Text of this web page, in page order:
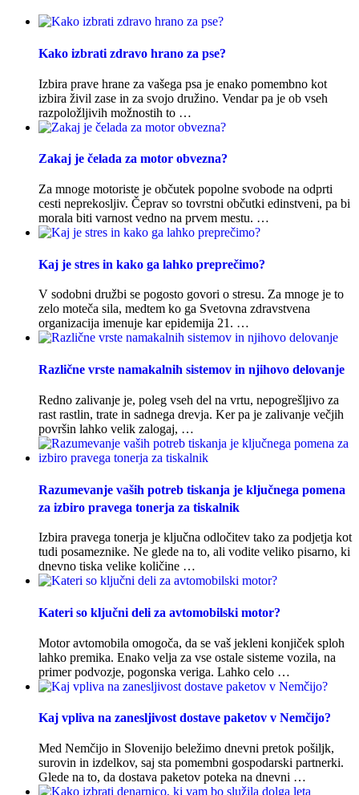
Kako izbrati zdravo hrano za pse?
Izbira prave hrane za vašega psa je enako pomembno kot
izbira živil zase in za svojo družino. Vendar pa je ob vseh
razpoložljivih možnostih to …
Zakaj je čelada za motor obvezna?
Za mnoge motoriste je občutek popolne svobode na odprti
cesti neprekosljiv. Čeprav so tovrstni občutki edinstveni, pa bi
morala biti varnost vedno na prvem mestu. …
Kaj je stres in kako ga lahko preprečimo?
V sodobni družbi se pogosto govori o stresu. Za mnoge je to
zelo moteča sila, medtem ko ga Svetovna zdravstvena
organizacija imenuje kar epidemija 21. …
Različne vrste namakalnih sistemov in njihovo delovanje
Redno zalivanje je, poleg vseh del na vrtu, nepogrešljivo za
rast rastlin, trate in sadnega drevja. Ker pa je zalivanje večjih
površin lahko velik zalogaj, …
Razumevanje vaših potreb tiskanja je ključnega pomena
za izbiro pravega tonerja za tiskalnik
Izbira pravega tonerja je ključna odločitev tako za podjetja kot
tudi posameznike. Ne glede na to, ali vodite veliko pisarno, ki
dnevno tiska velike količine …
Kateri so ključni deli za avtomobilski motor?
Motor avtomobila omogoča, da se vaš jekleni konjiček sploh
lahko premika. Enako velja za vse ostale sisteme vozila, na
primer podvozje, pogonska veriga. Lahko celo …
Kaj vpliva na zanesljivost dostave paketov v Nemčijo?
Med Nemčijo in Slovenijo beležimo dnevni pretok pošiljk,
surovin in izdelkov, saj sta pomembni gospodarski partnerki.
Glede na to, da dostava paketov poteka na dnevni …